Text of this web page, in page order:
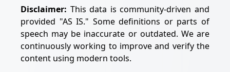
Disclaimer: This data is community-driven and
provided "AS IS." Some definitions or parts of
speech may be inaccurate or outdated. We are
continuously working to improve and verify the
content using modern tools.